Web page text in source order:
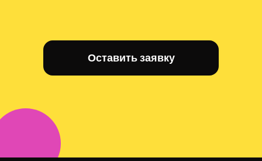
Оставить заявку